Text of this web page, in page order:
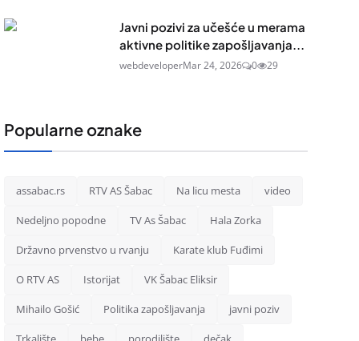
Javni pozivi za učešće u merama
aktivne politike zapošljavanja...
webdeveloperMar 24, 2026 0 29
Popularne oznake
assabac.rs RTV AS Šabac Na licu mesta video
Nedeljno popodne TV As Šabac Hala Zorka
Državno prvenstvo u rvanju Karate klub Fuđimi
O RTV AS Istorijat VK Šabac Eliksir
Mihailo Gošić Politika zapošljavanja javni poziv